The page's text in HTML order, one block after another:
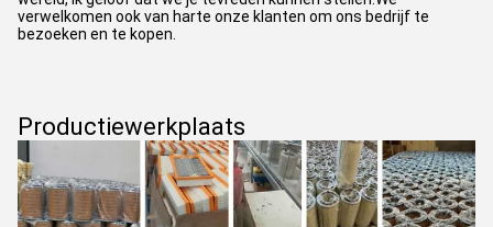
verwelkomen ook van harte onze klanten om ons bedrijf te
bezoeken en te kopen.
Productiewerkplaats